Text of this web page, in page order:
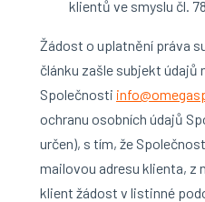
klientů ve smyslu čl.
Žádost o uplatnění práva
článku zašle subjekt údajů
Společnosti
ochranu osobních údajů
určen), s tím, že
mailovou adresu klienta, z
klient žádost v listinné